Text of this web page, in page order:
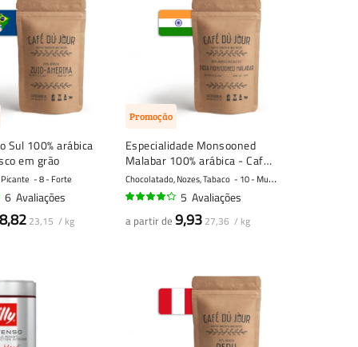
Sul 100% arábica
em grão
8 - Forte
6Avaliações
8,82 23,15 / kg
Promoção
Especialidade Monsooned
Malabar 100% arábica - Café
fresco em grão
Chocolatado, Nozes, Tabaco 10 - Muito forte
5 Avaliações
a partir de 9,93 27,36 / kg